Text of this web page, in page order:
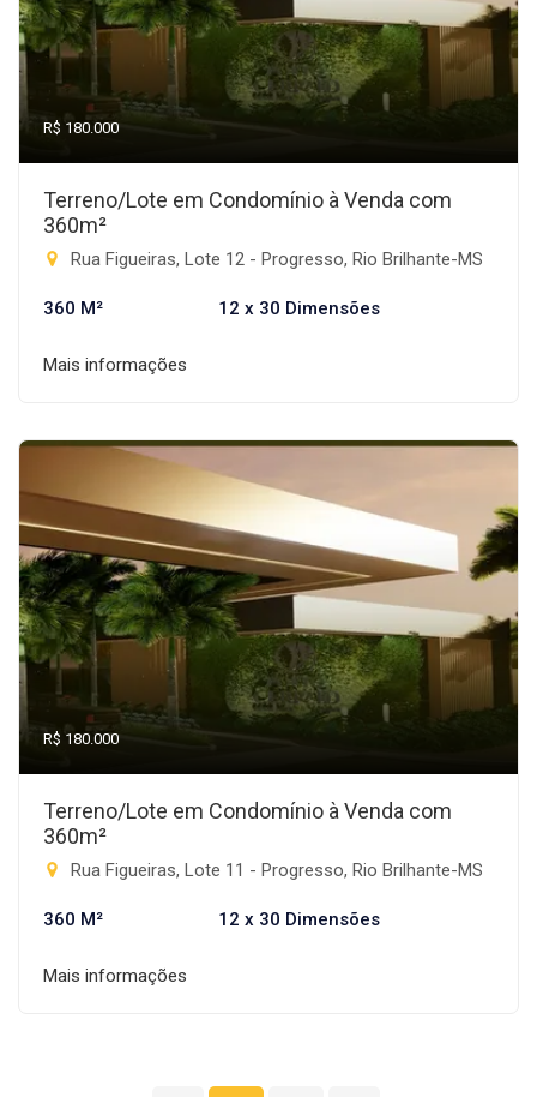
R$ 180.000
Terreno/Lote em Condomínio à Venda com
360m²
Rua Figueiras, Lote 12 - Progresso, Rio Brilhante-MS
360 M² 12 x 30 Dimensões
Mais informações
R$ 180.000
Terreno/Lote em Condomínio à Venda com
360m²
Rua Figueiras, Lote 11 - Progresso, Rio Brilhante-MS
360 M² 12 x 30 Dimensões
Mais informações